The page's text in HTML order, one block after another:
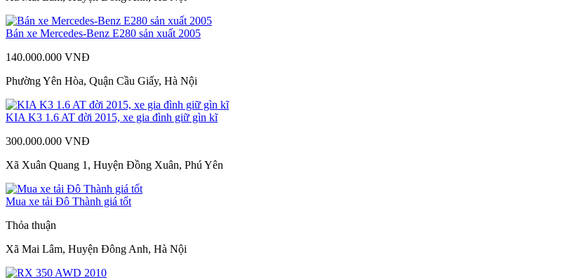
Bán xe Mercedes-Benz E280 sản xuất 2005
140.000.000 VNĐ
Phường Yên Hòa, Quận Cầu Giấy, Hà Nội
KIA K3 1.6 AT đời 2015, xe gia đình giữ gìn kĩ
300.000.000 VNĐ
Xã Xuân Quang 1, Huyện Đồng Xuân, Phú Yên
Mua xe tải Đô Thành giá tốt
Thỏa thuận
Xã Mai Lâm, Huyện Đông Anh, Hà Nội